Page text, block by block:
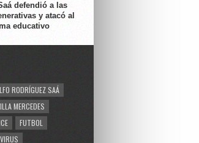
defendió a las
y atacó al
educativo
RODRÍGUEZ SAÁ
MERCEDES
FUTBOL